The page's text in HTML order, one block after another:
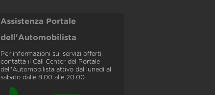
Assistenza Portale
dell'Automobilista
Per informazioni sui servizi offerti,
contatta il Call Center del Portale
dell'Automobilista attivo dal lunedì al
sabato dalle 8.00 alle 20.00